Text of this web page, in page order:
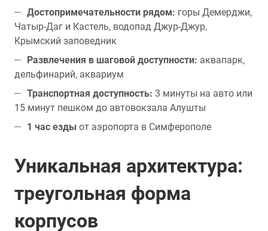
Достопримечательности рядом: горы Демерджи,
Чатыр-Даг и Кастель, водопад Джур-Джур,
Крымский заповедник
Развлечения в шаговой доступности: аквапарк,
дельфинарий, аквариум
Транспортная доступность: 3 минуты на авто или
15 минут пешком до автовокзала Алушты
1 час езды от аэропорта в Симферополе
Уникальная архитектура:
треугольная форма
корпусов